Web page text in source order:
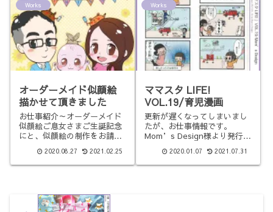
Works
オーダーメイド似顔絵
描かせて頂きました
お仕事紹介～オーダーメイド
似顔絵ご息女さまご生誕記念
にと、似顔絵の制作をお請け
月/Photoshop、Illustrator制
作は主にPhotoshop、背景は
2020.08.27 2021.02.25
Works
ママスタ LIFE!
VOL.19/育児漫画
更新が遅くなってしまいまし
たが、お仕事情報です。
Mom’s Design様より発行さ
地域情報誌「ママスタ
LIFE!」にて、育児4コマ漫画
2020.01.07 2021.07.31